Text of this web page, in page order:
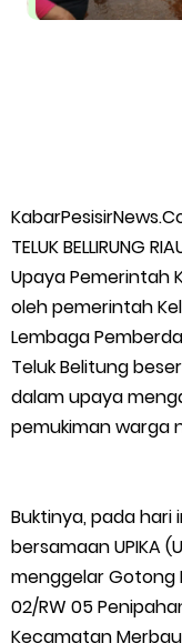
Jambore
Polres Kepulauan
Sinergitas dengan
PLN Selat Panjang
Warga Kecamatan
PLN: Hentikan
FPMP.TB
TELUK BELLIRUNG
Upaya Pemerintah
oleh pemerintah
Lembaga
Teluk Belitung
dalam upaya
pemukiman warga
Buktinya, pada hari
bersamaan UPIKA
menggelar Gotong
02/RW 05
Kecamatan